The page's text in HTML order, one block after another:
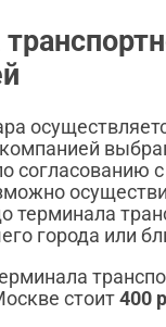
согласованию
терминала
города или
стоит400